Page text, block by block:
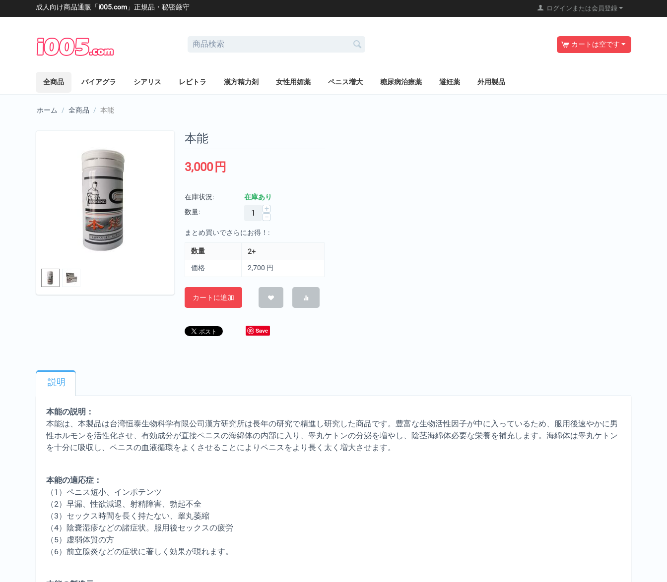
成人向け商品通販「i005.com 」正規品・秘密厳守 ログインまたは会員登録
カートは空です
全商品 バイアグラ シアリス レビトラ 漢方精力剤 女性用媚薬 ペニス増大 糖尿病治療薬 避妊薬 外用製品
ホーム / 全商品 / 本能
本能
3,000 円
在庫状況:
在庫あり
数量:
+
−
まとめ買いでさらにお得！:
数量 2+
価格 2,700 円
カートに追加
Save
説明
本能の説明：
本能は、本製品は台湾恒泰生物科学有限公司漢方研究所は長年の研究で精進し研究した商品です。豊富な生物活性因子が中に入っているため、服用後速やかに男
性ホルモンを活性化させ、有効成分が直接ペニスの海綿体の内部に入り、睾丸ケトンの分泌を増やし、陰茎海綿体必要な栄養を補充します。海綿体は睾丸ケトン
を十分に吸収し、ペニスの血液循環をよくさせることによりペニスをより長く太く増大させます。
本能の適応症：
（1）ペニス短小、インポテンツ
（2）早漏、性欲減退、射精障害、勃起不全
（3）セックス時間を長く持たない、睾丸萎縮
（4）陰嚢湿疹などの諸症状。服用後セックスの疲労
（5）虚弱体質の方
（6）前立腺炎などの症状に著しく効果が現れます。